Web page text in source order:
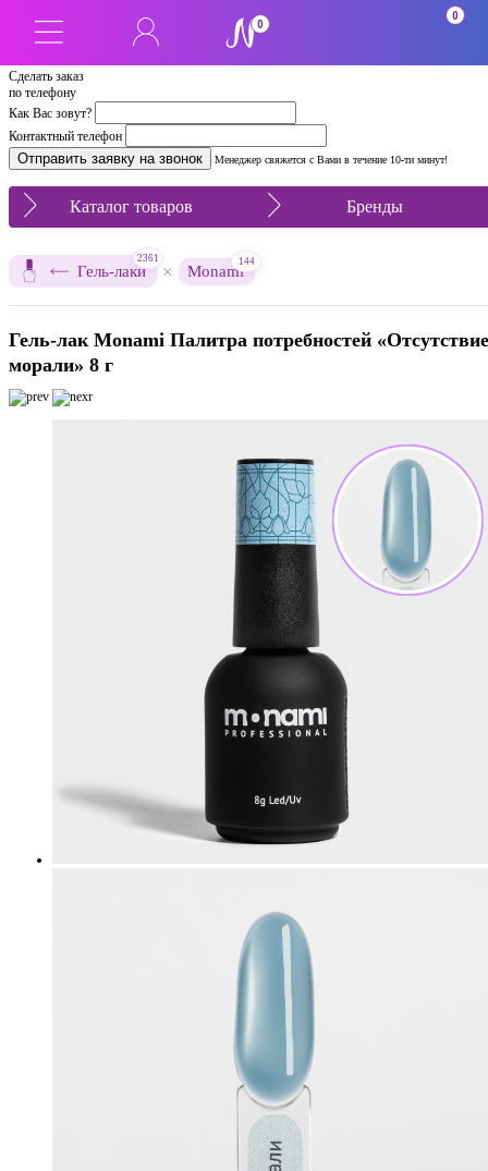
Сделать заказ
по телефону
Как Вас зовут?
Контактный телефон
Менеджер свяжется с Вами в течение 10-ти минут!
0
0
Каталог товаров Бренды
Гель-лаки
2361
× Monami
144
Гель-лак Monami Палитра потребностей «Отсутствие
морали» 8 г